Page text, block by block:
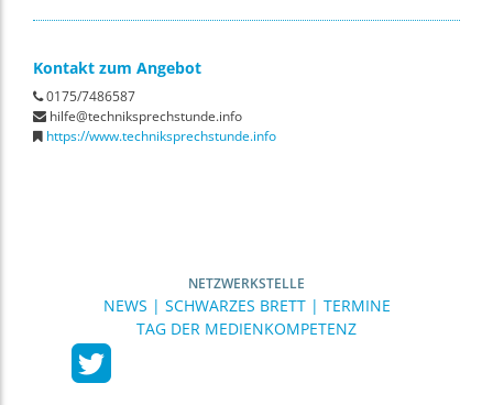
Kontakt zum Angebot
0175/7486587
hilfe@techniksprechstunde.info
https://www.techniksprechstunde.info
NETZWERKSTELLE
NEWS | SCHWARZES BRETT | TERMINE
TAG DER MEDIENKOMPETENZ